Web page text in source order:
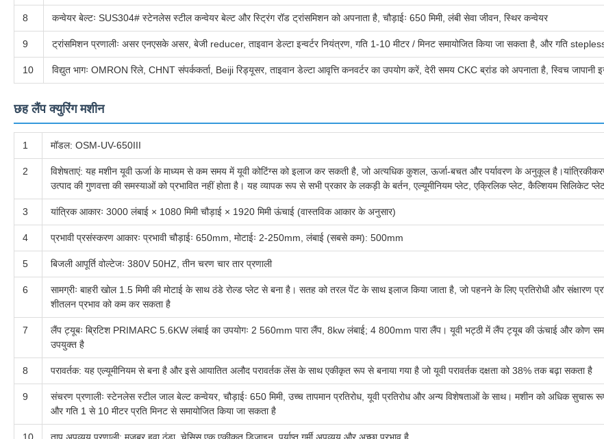
8 कन्वेयर बेल्टः SUS304# स्टेनलेस स्टील कन्वेयर बेल्ट और स्ट्रिंग रॉड ट्रांसमिशन को अपनाता है, चौड़ाईः 650 मिमी, लंबी सेवा जीवन, स्थिर कन्वेयर
9 ट्रांसमिशन प्रणालीः असर एनएसके असर, बेजी reducer, ताइवान डेल्टा इन्वर्टर नियंत्रण, गति 1-10 मीटर / मिनट समायोजित किया जा सकता है, और गति
10 विद्युत भागः OMRON रिले, CHNT संपर्ककर्ता, Beiji रिड्यूसर, ताइवान डेल्टा आवृत्ति कनवर्टर का उपयोग करें, देरी समय CKC ब्रांड को अपनाता है, स्विच जापानी
छह लैंप क्युरिंग मशीन
1 मॉडल: OSM-UV-650III
2
विशेषताएं: यह मशीन यूवी ऊर्जा के माध्यम से कम समय में यूवी कोटिंग्स को इलाज कर सकती है, जो अत्यधिक कुशल, ऊर्जा-बचत और पर्यावरण के अनुकूल
उत्पाद की गुणवत्ता की समस्याओं को प्रभावित नहीं होता है। यह व्यापक रूप से सभी प्रकार के लकड़ी के बर्तन, एल्यूमीनियम प्लेट, एक्रिलिक प्लेट, कैल्शियम सिलिकेट
3 यांत्रिक आकारः 3000 लंबाई × 1080 मिमी चौड़ाई × 1920 मिमी ऊंचाई (वास्तविक आकार के अनुसार)
4 प्रभावी प्रसंस्करण आकारः प्रभावी चौड़ाईः 650mm, मोटाईः 2-250mm, लंबाई (सबसे कम): 500mm
5 बिजली आपूर्ति वोल्टेजः 380V 50HZ, तीन चरण चार तार प्रणाली
6
सामग्रीः बाहरी खोल 1.5 मिमी की मोटाई के साथ ठंडे रोल्ड प्लेट से बना है। सतह को तरल पेंट के साथ इलाज किया जाता है, जो पहनने के लिए प्रतिरोधी और संक्षारण
शीतलन प्रभाव को कम कर सकता है
7
लैंप ट्यूबः ब्रिटिश PRIMARC 5.6KW लंबाई का उपयोगः 2 560mm पारा लैंप, 8kw लंबाई; 4 800mm पारा लैंप। यूवी भट्ठी में लैंप ट्यूब की ऊंचाई और कोण
उपयुक्त है
8 परावर्तक: यह एल्यूमीनियम से बना है और इसे आयातित अलौद परावर्तक लेंस के साथ एकीकृत रूप से बनाया गया है जो यूवी परावर्तक दक्षता को 38% तक बढ़ा सकता है
9
संचरण प्रणालीः स्टेनलेस स्टील जाल बेल्ट कन्वेयर, चौड़ाईः 650 मिमी, उच्च तापमान प्रतिरोध, यूवी प्रतिरोध और अन्य विशेषताओं के साथ। मशीन को अधिक सुचारू
और गति 1 से 10 मीटर प्रति मिनट से समायोजित किया जा सकता है